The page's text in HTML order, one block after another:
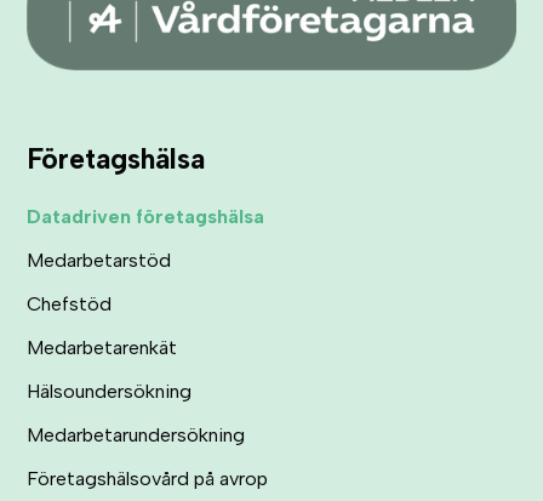
Företagshälsa
Datadriven företagshälsa
Medarbetarstöd
Chefstöd
Medarbetarenkät
Hälsoundersökning
Medarbetarundersökning
Företagshälsovård på avrop